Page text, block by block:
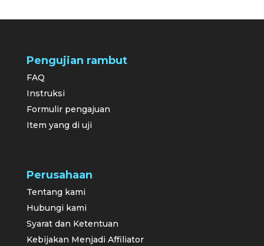
Pengujian rambut
FAQ
Instruksi
Formulir pengajuan
Item yang di uji
Perusahaan
Tentang kami
Hubungi kami
Syarat dan Ketentuan
Kebijakan Menjadi Affiliator